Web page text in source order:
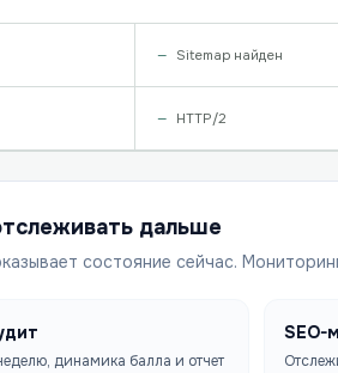
Sitemap найден
HTTP/2
дальше
состояние сейчас.
динамика балла и отчет
SEO-